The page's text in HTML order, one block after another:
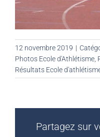
12 novembre 2019 |
Photos Ecole d'Athlétisme
Résultats Ecole
Partagez sur